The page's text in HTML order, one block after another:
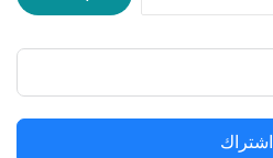
ح
ع
ن
اشتراك